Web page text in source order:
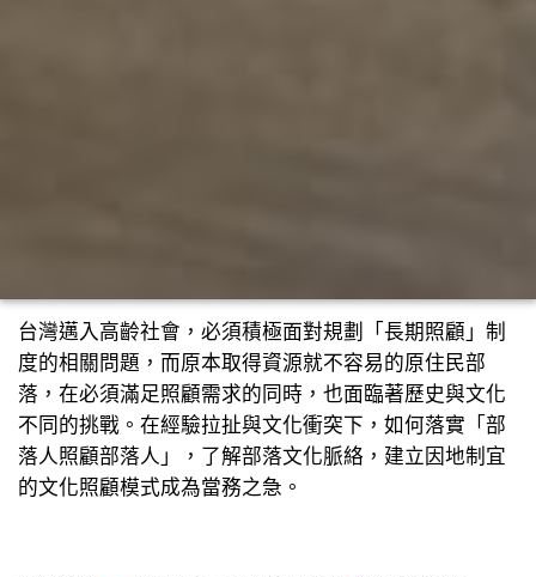
台灣邁入高齡社會，必須積極面對規劃「長期照顧」制
度的相關問題，而原本取得資源就不容易的原住民部
落，在必須滿足照顧需求的同時，也面臨著歷史與文化
不同的挑戰。在經驗拉扯與文化衝突下，如何落實「部
落人照顧部落人」，了解部落文化脈絡，建立因地制宜
的文化照顧模式成為當務之急。